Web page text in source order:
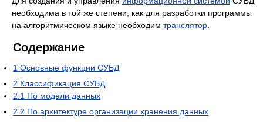
необходима в той же степени, как для разработки программы
на алгоритмическом языке необходим транслятор
Содержание
1 Основные функции СУБД
2 Классификация СУБД
2.1 По модели данных
2.2 По архитектуре организации хранения данных